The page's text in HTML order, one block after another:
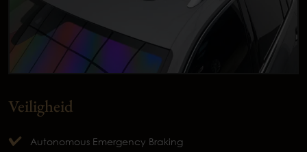
Veiligheid
Autonomous Emergency Braking